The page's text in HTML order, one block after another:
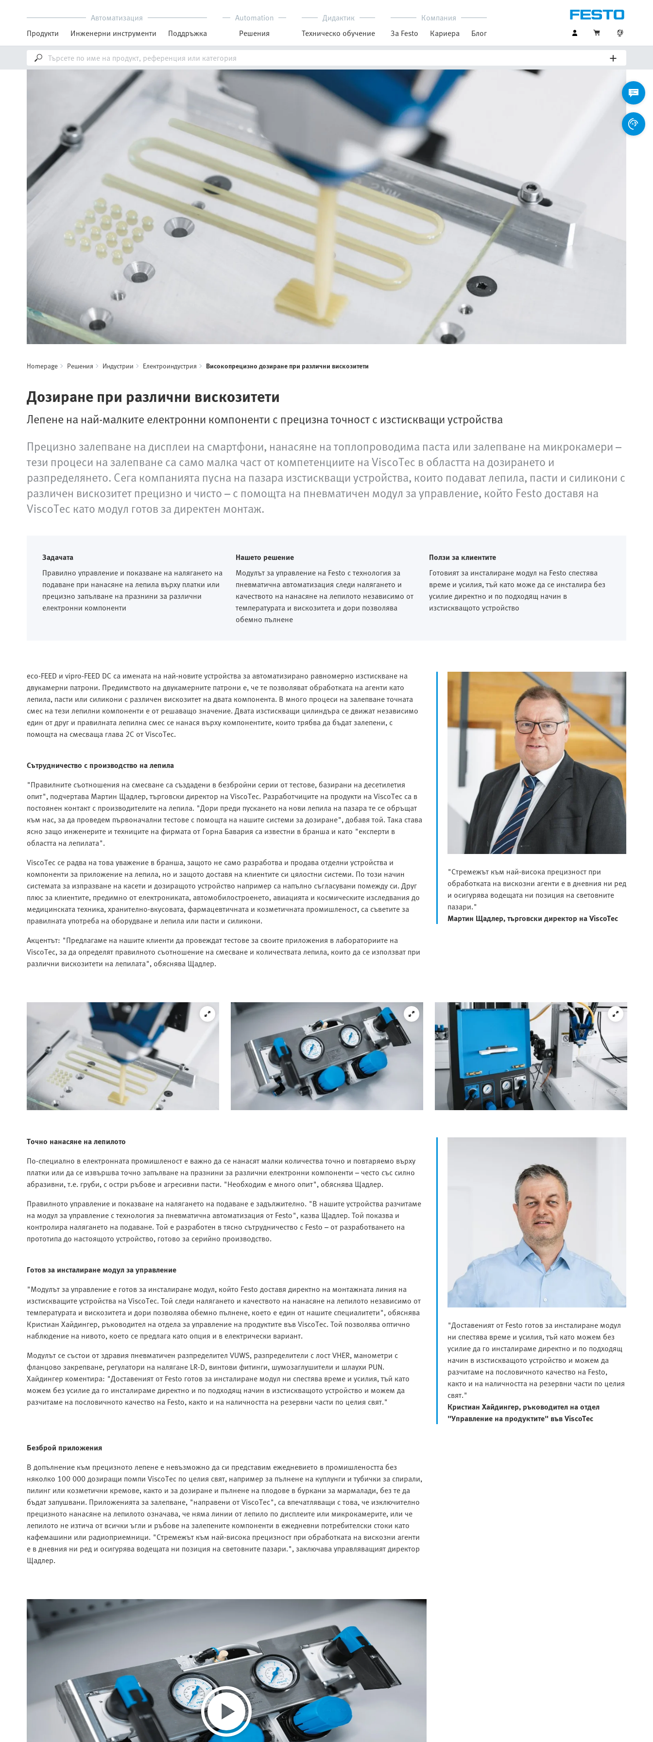
Автоматизация
Продукти
Инженерни инструменти Поддръжка
Automation
Решения
Дидактик
Техническо обучение
Компания
За Festo
Кариера Блог
Homepage Решения Индустрии Електроиндустрия Високопрецизно дозиране при различни вискозитети
Дозиране при различни вискозитети
Лепене на най-малките електронни компоненти с прецизна точност с изстискващи устройства
Прецизно залепване на дисплеи на смартфони, нанасяне на топлопроводима паста или залепване на микрокамери –
тези процеси на залепване са само малка част от компетенциите на ViscoTec в областта на дозирането и
разпределянето. Сега компанията пусна на пазара изстискващи устройства, които подават лепила, пасти и силикони с
различен вискозитет прецизно и чисто – с помощта на пневматичен модул за управление, който Festo доставя на
ViscoTec като модул готов за директен монтаж.
Задачата
Правилно управление и показване на налягането на
подаване при нанасяне на лепила върху платки или
прецизно запълване на празнини за различни
електронни компоненти
Нашето решение
Модулът за управление на Festo с технология за
пневматична автоматизация следи налягането и
качеството на нанасяне на лепилото независимо от
температурата и вискозитета и дори позволява
обемно пълнене
Ползи за клиентите
Готовият за инсталиране модул на Festo спестява
време и усилия, тъй като може да се инсталира без
усилие директно и по подходящ начин в
изстискващото устройство
eco-FEED и vipro-FEED DC са имената на най-новите устройства за автоматизирано равномерно изстискване на
двукамерни патрони. Предимството на двукамерните патрони е, че те позволяват обработката на агенти като
лепила, пасти или силикони с различен вискозитет на двата компонента. В много процеси на залепване точната
смес на тези лепилни компоненти е от решаващо значение. Двата изстискващи цилиндъра се движат независимо
един от друг и правилната лепилна смес се нанася върху компонентите, които трябва да бъдат залепени, с
помощта на смесваща глава 2C от ViscoTec.
Сътрудничество с производство на лепила
"Правилните съотношения на смесване са създадени в безбройни серии от тестове, базирани на десетилетия
опит", подчертава Мартин Щадлер, търговски директор на ViscoTec. Разработчиците на продукти на ViscoTec са в
постоянен контакт с производителите на лепила. "Дори преди пускането на нови лепила на пазара те се обръщат
към нас, за да проведем първоначални тестове с помощта на нашите системи за дозиране", добавя той. Така става
ясно защо инженерите и техниците на фирмата от Горна Бавария са известни в бранша и като "експерти в
областта на лепилата".
ViscoTec се радва на това уважение в бранша, защото не само разработва и продава отделни устройства и
компоненти за приложение на лепила, но и защото доставя на клиентите си цялостни системи. По този начин
системата за изпразване на касети и дозиращото устройство например са напълно съгласувани помежду си. Друг
плюс за клиентите, предимно от електрониката, автомобилостроенето, авиацията и космическите изследвания до
медицинската техника, хранително-вкусовата, фармацевтичната и козметичната промишленост, са съветите за
правилната употреба на оборудване и лепила или пасти и силикони.
Акцентът: "Предлагаме на нашите клиенти да провеждат тестове за своите приложения в лабораториите на
ViscoTec, за да определят правилното съотношение на смесване и количествата лепила, които да се използват при
различни вискозитети на лепилата", обяснява Щадлер.
"Стремежът към най-висока прецизност при
обработката на вискозни агенти е в дневния ни ред
и осигурява водещата ни позиция на световните
пазари."
Мартин Щадлер, търговски директор на ViscoTec
Точно нанасяне на лепилото
По-специално в електронната промишленост е важно да се нанасят малки количества точно и повтаряемо върху
платки или да се извършва точно запълване на празнини за различни електронни компоненти – често със силно
абразивни, т.е. груби, с остри ръбове и агресивни пасти. "Необходим е много опит", обяснява Щадлер.
Правилното управление и показване на налягането на подаване е задължително. "В нашите устройства разчитаме
на модул за управление с технология за пневматична автоматизация от Festo", казва Щадлер. Той показва и
контролира налягането на подаване. Той е разработен в тясно сътрудничество с Festo – от разработването на
прототипа до настоящото устройство, готово за серийно производство.
Готов за инсталиране модул за управление
"Модулът за управление е готов за инсталиране модул, който Festo доставя директно на монтажната линия на
изстискващите устройства на ViscoTec. Той следи налягането и качеството на нанасяне на лепилото независимо от
температурата и вискозитета и дори позволява обемно пълнене, което е един от нашите специалитети", обяснява
Кристиан Хайдингер, ръководител на отдела за управление на продуктите във ViscoTec. Той позволява оптично
наблюдение на нивото, което се предлага като опция и в електрически вариант.
Модулът се състои от здравия пневматичен разпределител VUWS, разпределители с лост VHER, манометри с
фланцово закрепване, регулатори на налягане LR-D, винтови фитинги, шумозаглушители и шлаухи PUN.
Хайдингер коментира: "Доставеният от Festo готов за инсталиране модул ни спестява време и усилия, тъй като
можем без усилие да го инсталираме директно и по подходящ начин в изстискващото устройство и можем да
разчитаме на пословичното качество на Festo, както и на наличността на резервни части по целия свят."
"Доставеният от Festo готов за инсталиране модул
ни спестява време и усилия, тъй като можем без
усилие да го инсталираме директно и по подходящ
начин в изстискващото устройство и можем да
разчитаме на пословичното качество на Festo,
както и на наличността на резервни части по целия
свят."
Кристиан Хайдингер, ръководител на отдел
"Управление на продуктите" във ViscoTec
Безброй приложения
В допълнение към прецизното лепене е невъзможно да си представим ежедневието в промишлеността без
няколко 100 000 дозиращи помпи ViscoTec по целия свят, например за пълнене на куплунги и тубички за спирали,
пилинг или козметични кремове, както и за дозиране и пълнене на плодове в буркани за мармалади, без те да
бъдат запушвани. Приложенията за залепване, "направени от ViscoTec", са впечатляващи с това, че изключително
прецизното нанасяне на лепилото означава, че няма линии от лепило по дисплеите или микрокамерите, или че
лепилото не изтича от всички ъгли и ръбове на залепените компоненти в ежедневни потребителски стоки като
кафемашини или радиоприемници. "Стремежът към най-висока прецизност при обработката на вискозни агенти
е в дневния ни ред и осигурява водещата ни позиция на световните пазари.", заключава управляващият директор
Щадлер.